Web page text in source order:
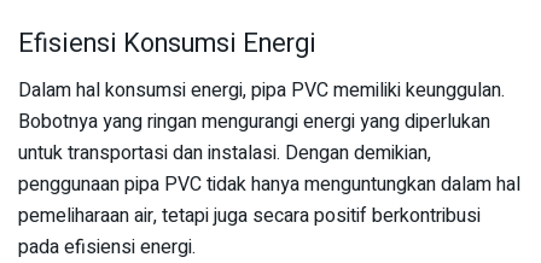
Efisiensi Konsumsi Energi
Dalam hal konsumsi energi, pipa PVC memiliki keunggulan.
Bobotnya yang ringan mengurangi energi yang diperlukan
untuk transportasi dan instalasi. Dengan demikian,
penggunaan pipa PVC tidak hanya menguntungkan dalam hal
pemeliharaan air, tetapi juga secara positif berkontribusi
pada efisiensi energi.